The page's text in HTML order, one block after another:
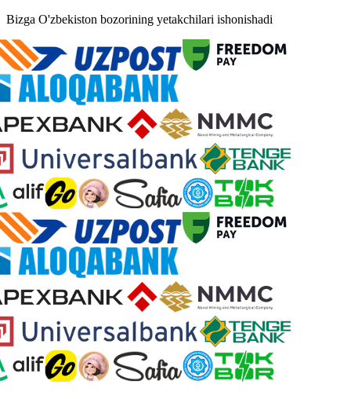
Bizga O'zbekiston bozorining yetakchilari ishonishadi